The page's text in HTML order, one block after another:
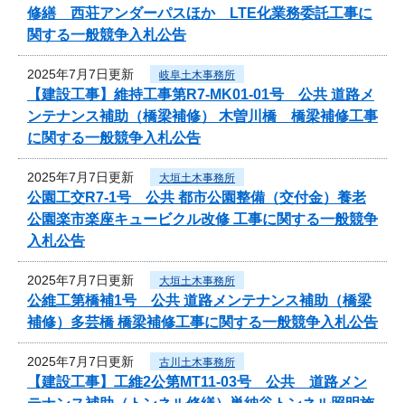
修繕 西荘アンダーパスほか LTE化業務委託工事に
関する一般競争入札公告
2025年7月7日更新 岐阜土木事務所
【建設工事】維持工事第R7-MK01-01号 公共 道路メ
ンテナンス補助（橋梁補修） 木曽川橋 橋梁補修工事
に関する一般競争入札公告
2025年7月7日更新 大垣土木事務所
公園工交R7-1号 公共 都市公園整備（交付金）養老
公園楽市楽座キュービクル改修 工事に関する一般競争
入札公告
2025年7月7日更新 大垣土木事務所
公維工第橋補1号 公共 道路メンテナンス補助（橋梁
補修）多芸橋 橋梁補修工事に関する一般競争入札公告
2025年7月7日更新 古川土木事務所
【建設工事】工維2公第MT11-03号 公共 道路メン